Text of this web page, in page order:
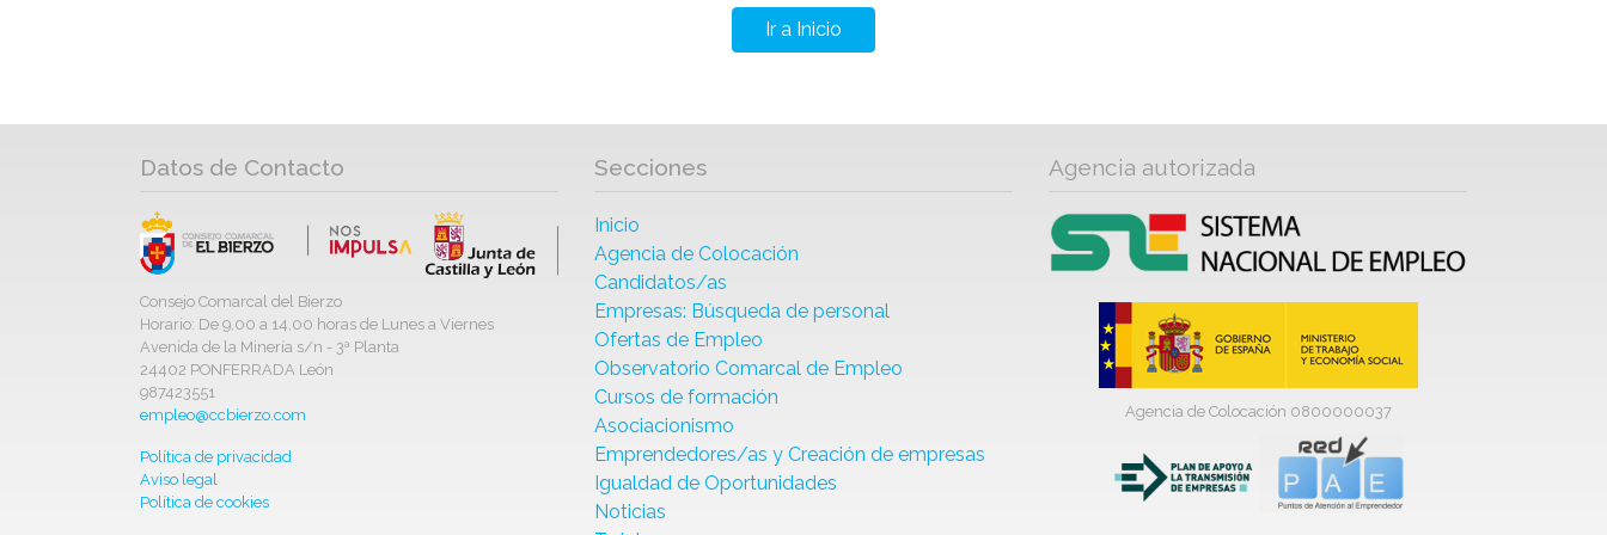
Ir a Inicio
Datos de Contacto
Consejo Comarcal del Bierzo
Horario: De 9,00 a 14,00 horas de Lunes a Viernes
Avenida de la Minería s/n - 3ª Planta
24402 PONFERRADA León
987423551
empleo@ccbierzo.com
Política de privacidad
Aviso legal
Política de cookies
Secciones
Inicio
Agencia de Colocación
Candidatos/as
Empresas: Búsqueda de personal
Ofertas de Empleo
Observatorio Comarcal de Empleo
Cursos de formación
Asociacionismo
Emprendedores/as y Creación de empresas
Igualdad de Oportunidades
Noticias
Agencia autorizada
Agencia de Colocación 0800000037